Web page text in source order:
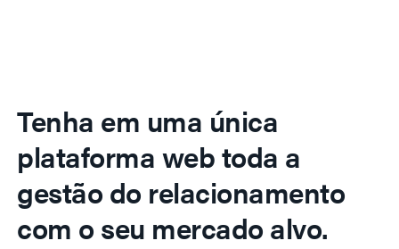
Tenha em uma única
plataforma web toda a
gestão do relacionamento
com o seu mercado alvo.